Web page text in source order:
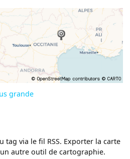
grande
tag via le fil RSS. Exporter la carte
autre outil de cartographie.